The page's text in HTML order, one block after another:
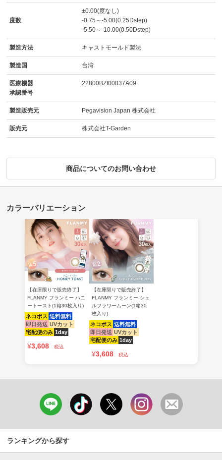
度数
±0.00(度なし)
-0.75～-5.00(0.25Dstep)
-5.50～-10.00(0.50Dstep)
製造方法 キャストモールド製法
製造国 台湾
医療機器
承認番号
22800BZI00037A09
製造販売元 Pegavision Japan 株式会社
販売元 株式会社T-Garden
商品についてのお問い合わせ
【在庫限りで販売終了】
FLANMY フランミー ハニ
ートースト(1箱30枚入り)
ネコポス 送料無料
即日発送 UVカット
宅配便のみ 1day
¥3,608 税込
【在庫限りで販売終了】
FLANMY フランミー シェ
ルフラワームーン(1箱30
枚入り)
ネコポス 送料無料
即日発送 UVカット
宅配便のみ 1day
¥3,608 税込
ランキングから探す